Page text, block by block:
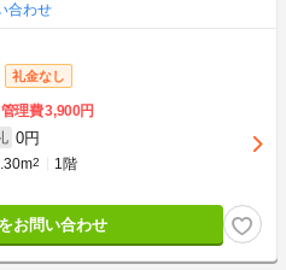
合わせ
礼金なし
管理費3,900円
0円
2 1階
お問い合わせ